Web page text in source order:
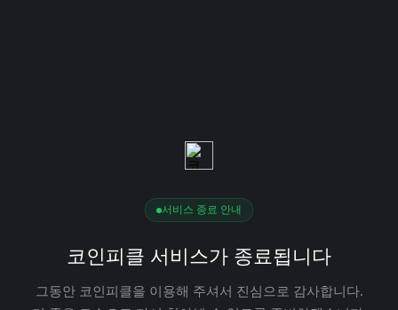
서비스 종료 안내
코인피클 서비스가 종료됩니다
그동안 코인피클을 이용해 주셔서 진심으로 감사합니다.